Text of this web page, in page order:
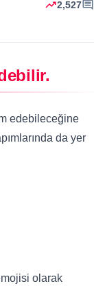
trending_up2,527comment
edebileceğine
da yer
olarak